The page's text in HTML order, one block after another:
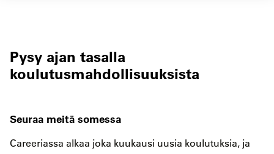
Pysy ajan tasalla
koulutusmahdollisuuksista
Seuraa meitä somessa
Careeriassa alkaa joka kuukausi uusia koulutuksia, ja